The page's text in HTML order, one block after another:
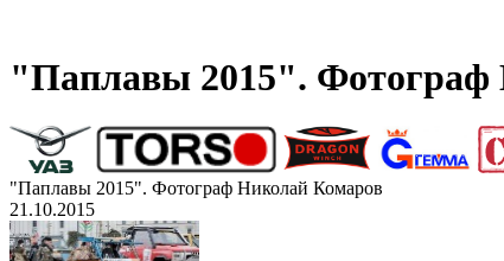
"Паплавы 2015". Фотограф
"Паплавы 2015". Фотограф Николай Комаров
21.10.2015